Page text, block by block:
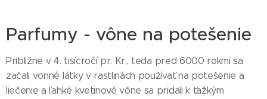
Parfumy - vône na potešenie
Približne v 4. tisícročí pr. Kr., teda pred 6000 rokmi sa
začali vonné látky v rastlinách používať na potešenie a
liečenie a ľahké kvetinové vône sa pridali k ťažkým